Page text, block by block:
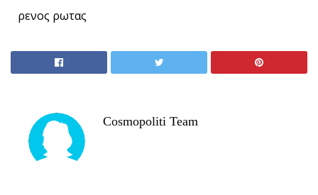
ρενος ρωτας
Cosmopoliti Team